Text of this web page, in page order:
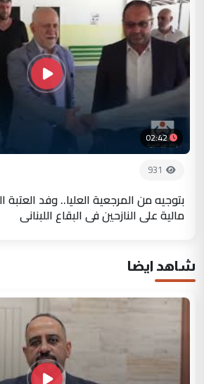
02:42
931
بتوجيه من المرجعية العليا.. وفد العتبة
مالية على النازحين في البقاع اللبناني
شاهد ايضا